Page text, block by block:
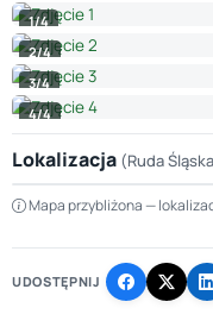
1/4
2/4
3/4
4/4
Lokalizacja (Ruda
+
−
Mapa przybliżona —
UDOSTĘPNIJ